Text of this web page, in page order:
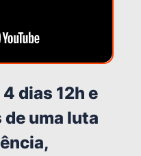
dias 12h e
uma luta